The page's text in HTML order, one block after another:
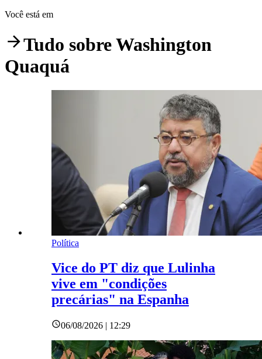
Você está em
Tudo sobreWashington
Quaquá
Política
Vice do PT diz que Lulinha
vive em "condições
precárias" na Espanha
06/08/2026 | 12:29